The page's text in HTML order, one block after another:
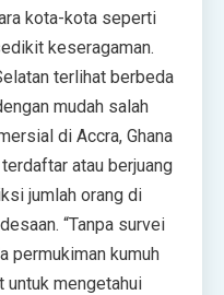
kota-kota seperti
keseragaman.
terlihat berbeda
mudah salah
di Accra, Ghana
atau berjuang
jumlah orang di
“Tanpa survei
permukiman kumuh
untuk mengetahui